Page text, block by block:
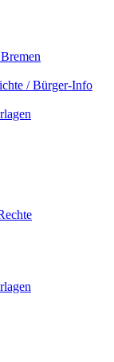
/ Bürger-Info